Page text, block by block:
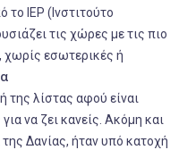
το IEP (Ινστιτούτο
τις χώρες με τις πιο
χωρίς εσωτερικές ή
της λίστας αφού είναι
να ζει κανείς. Ακόμη και
Δανίας, ήταν υπό κατοχή